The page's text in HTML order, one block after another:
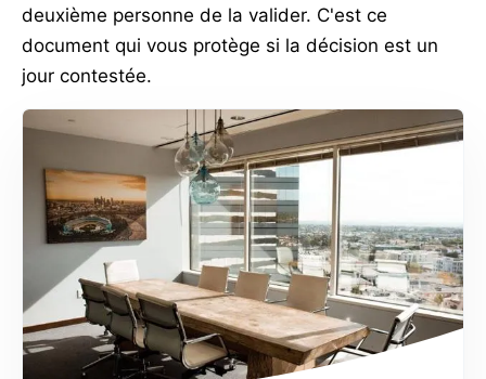
deuxième personne de la valider. C'est ce
document qui vous protège si la décision est un
jour contestée.